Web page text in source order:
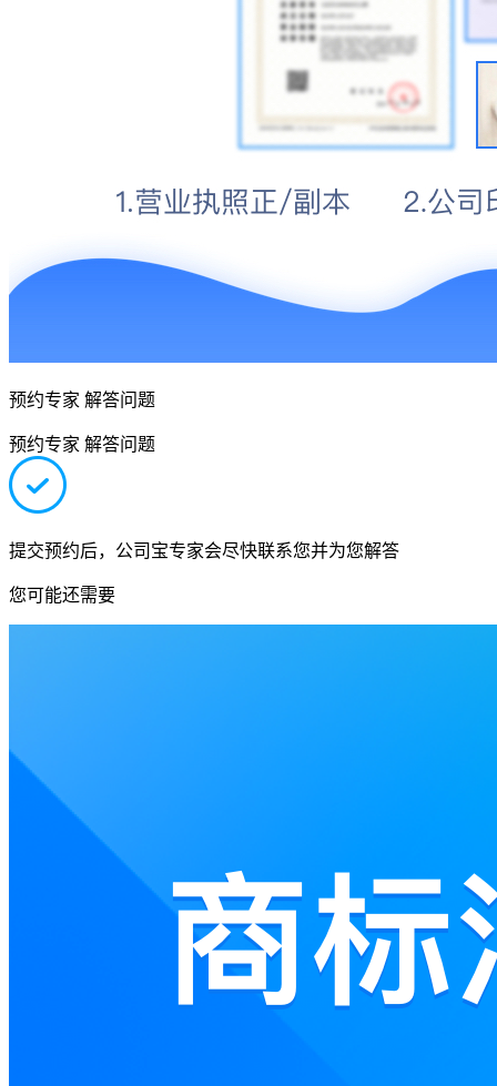
预约专家 解答问题
预约专家 解答问题
提交预约后，公司宝专家会尽快联系您并为您解答
您可能还需要